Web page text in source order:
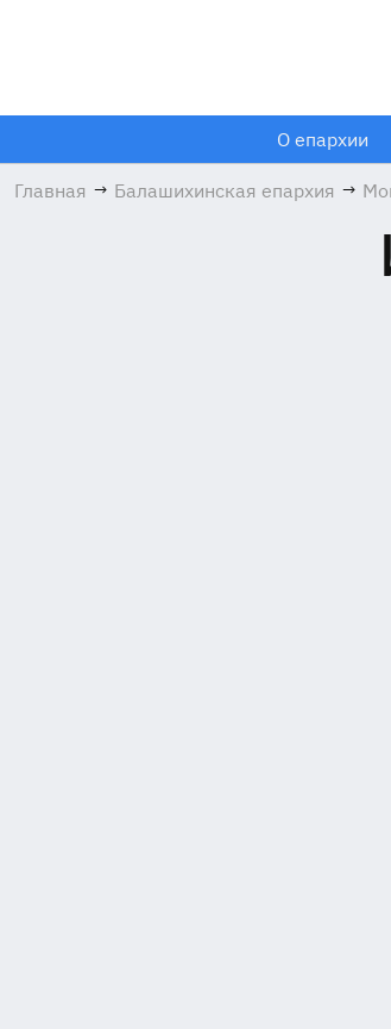
О епархии
Главная → Балашихинская епархия →